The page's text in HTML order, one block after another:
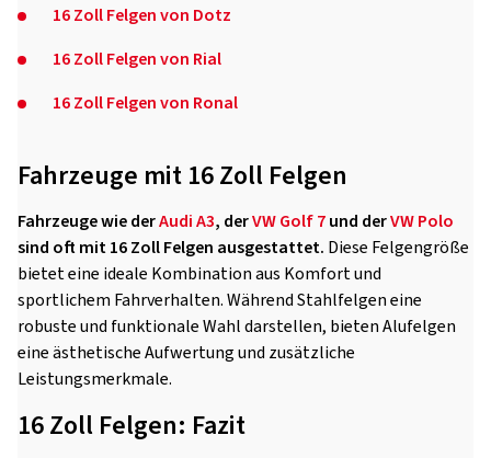
16 Zoll Felgen von Dotz
16 Zoll Felgen von Rial
16 Zoll Felgen von Ronal
Fahrzeuge mit 16 Zoll Felgen
Fahrzeuge wie derAudi A3, derVW Golf 7und derVW Polo
sind oft mit 16 Zoll Felgen ausgestattet. Diese Felgengröße
bietet eine ideale Kombination aus Komfort und
sportlichem Fahrverhalten. Während Stahlfelgen eine
robuste und funktionale Wahl darstellen, bieten Alufelgen
eine ästhetische Aufwertung und zusätzliche
Leistungsmerkmale.
16 Zoll Felgen: Fazit